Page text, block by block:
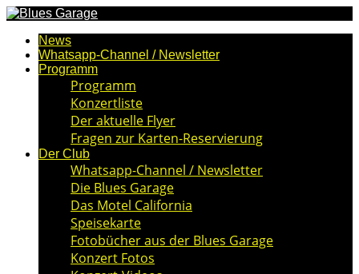
News
Whatsapp-Channel / Newsletter
Programm
Programm
Konzertliste
Der aktuelle Flyer
Fragen zur Karten-Reservierung
Der Club
Whatsapp-Channel / Newsletter
Die Blues Garage
Das Motel California
Speisekarte
Fotobücher aus der Blues Garage
Konzert Fotos